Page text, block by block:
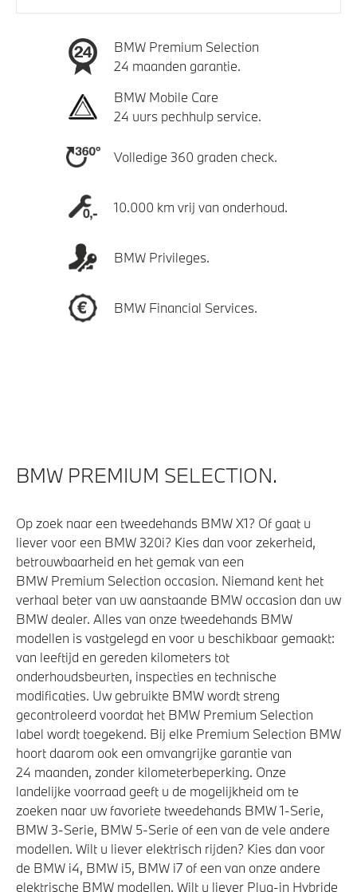
BMW Premium Selection
24 maanden garantie.
BMW Mobile Care
24 uurs pechhulp service.
Volledige 360 graden check.
10.000 km vrij van onderhoud.
BMW Privileges.
BMW Financial Services.
BMW PREMIUM SELECTION.
Op zoek naar een tweedehands BMW X1? Of gaat u
liever voor een BMW 320i? Kies dan voor zekerheid,
betrouwbaarheid en het gemak van een
BMW Premium Selection occasion. Niemand kent het
verhaal beter van uw aanstaande BMW occasion dan uw
BMW dealer. Alles van onze tweedehands BMW
modellen is vastgelegd en voor u beschikbaar gemaakt:
van leeftijd en gereden kilometers tot
onderhoudsbeurten, inspecties en technische
modificaties. Uw gebruikte BMW wordt streng
gecontroleerd voordat het BMW Premium Selection
label wordt toegekend. Bij elke Premium Selection BMW
hoort daarom ook een omvangrijke garantie van
24 maanden, zonder kilometerbeperking. Onze
landelijke voorraad geeft u de mogelijkheid om te
zoeken naar uw favoriete tweedehands BMW 1-Serie,
BMW 3-Serie, BMW 5-Serie of een van de vele andere
modellen. Wilt u liever elektrisch rijden? Kies dan voor
de BMW i4, BMW i5, BMW i7 of een van onze andere
elektrische BMW modellen. Wilt u liever Plug-in Hybride